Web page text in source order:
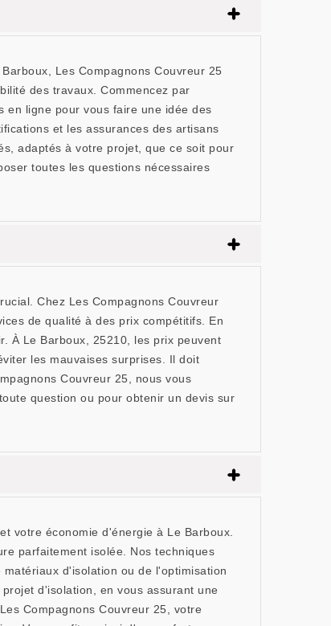
Les Compagnons Couvreur 25
des travaux. Commencez par
en ligne pour vous faire une idée des
et les assurances des artisans
adaptés à votre projet, que ce soit pour
toutes les questions nécessaires
Chez Les Compagnons Couvreur
de qualité à des prix compétitifs. En
À Le Barboux, 25210, les prix peuvent
les mauvaises surprises. Il doit
Couvreur 25, nous vous
question ou pour obtenir un devis sur
votre économie d'énergie à Le Barboux.
parfaitement isolée. Nos techniques
d'isolation ou de l'optimisation
d'isolation, en vous assurant une
Compagnons Couvreur 25, votre